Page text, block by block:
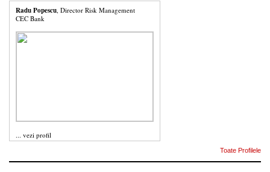
Radu Popescu, Director Risk Management
CEC Bank
... vezi profil
Toate Profilele